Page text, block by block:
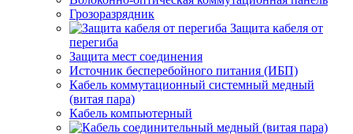
Грозоразрядник
Защита кабеля от
перегиба
Защита мест соединения
Источник бесперебойного питания (ИБП)
Кабель коммутационный системный медный
(витая пара)
Кабель компьютерный